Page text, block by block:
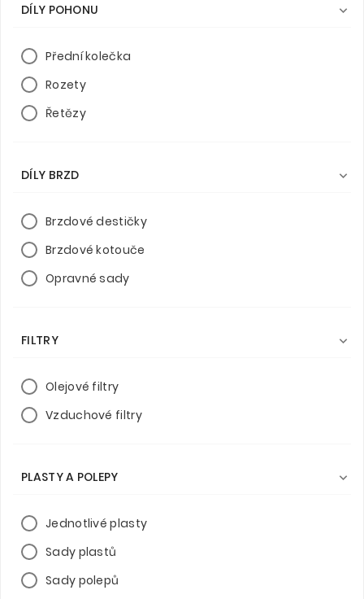
DÍLY POHONU 
Přední kolečka
Rozety
Řetězy
DÍLY BRZD 
Brzdové destičky
Brzdové kotouče
Opravné sady
FILTRY 
Olejové filtry
Vzduchové filtry
PLASTY A POLEPY 
Jednotlivé plasty
Sady plastů
Sady polepů